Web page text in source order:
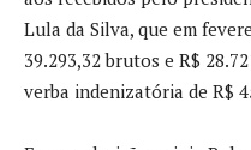
Lula da Silva, que em
39.293,32 brutos e R$
verba indenizatória de R$